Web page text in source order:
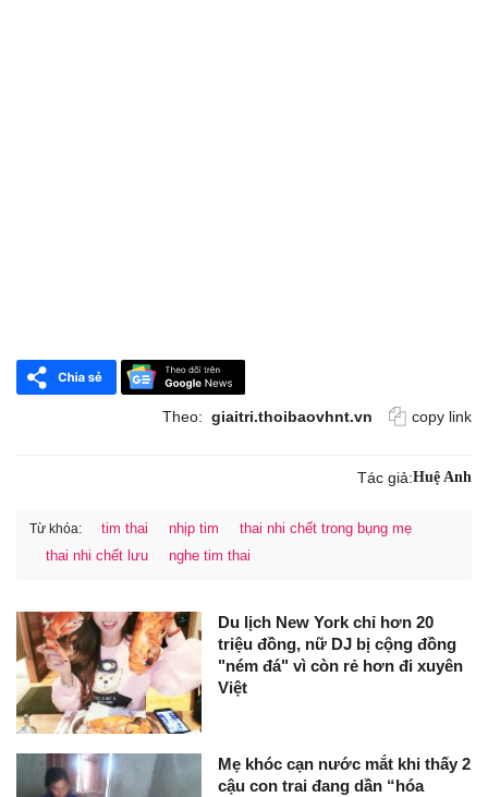
Theo: giaitri.thoibaovhnt.vn copy link
Tác giả:Huệ Anh
Từ khóa: tim thai nhịp tim
thai nhi chết trong bụng mẹ
thai nhi chết lưu
nghe tim thai
Du lịch New York chỉ hơn 20
triệu đồng, nữ DJ bị cộng đồng
"ném đá" vì còn rẻ hơn đi xuyên
Việt
Mẹ khóc cạn nước mắt khi thấy 2
cậu con trai đang dần “hóa